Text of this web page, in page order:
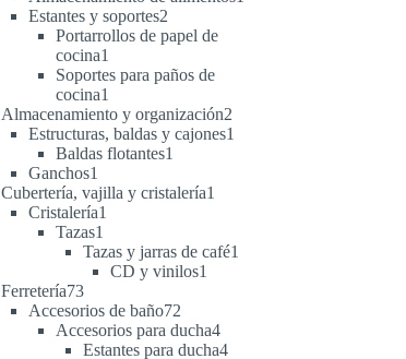
Estantes y soportes2
productos
Portarrollos de papel de
cocina1
producto
Soportes para paños de
cocina1
producto
Almacenamiento y organización2
Estructuras, baldas y cajones1
Baldas flotantes1
Ganchos1
producto
Cubertería, vajilla y cristalería1
Cristalería1
Tazas1
producto
Tazas y jarras de café1
CD y vinilos1
Ferretería7373
productos
Accesorios de baño72
productos
Accesorios para ducha44
productos
Estantes para ducha44